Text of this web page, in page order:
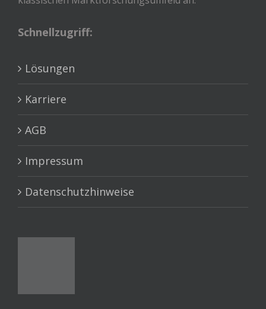
Schnellzugriff:
Lösungen
Karriere
AGB
Impressum
Datenschutzhinweise